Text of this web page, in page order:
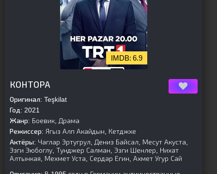
6.9
КОНТОРА
Оригинал: Teşkilat
Год: 2021
Жанр: Боевик, Драма
Режиссер: Ягыз Алп Акайдын, Кетджхе
Актёры: Чаглар Эртугрул, Дениз Байсал, Месут Акуста,
Эзги Эюбоглу, Тунджер Салман, Эзги Шенлер, Нихат
Алтынкая, Мехмет Уста, Сердар Егин, Ахмет Угур Сай